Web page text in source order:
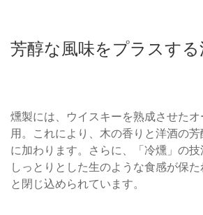
芳醇な風味をプラスす
燻製には、ウイスキーを熟成させた
用。これにより、木の香りと洋酒の
に加わります。さらに、「冷燻」の
しっとりとした生のような食感が保
と閉じ込められています。